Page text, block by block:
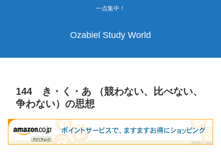
一点集中！
Ozabiel Study World
144 き・く・あ （競わない、比べない、
争わない）の思想